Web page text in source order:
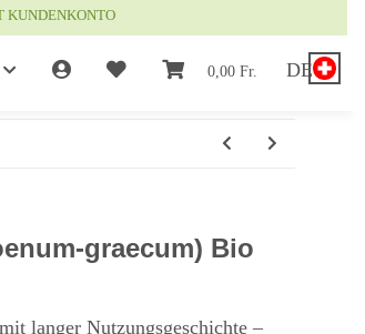
KUNDENKONTO
0,00 Fr. DE
graecum) Bio
langer Nutzungsgeschichte –